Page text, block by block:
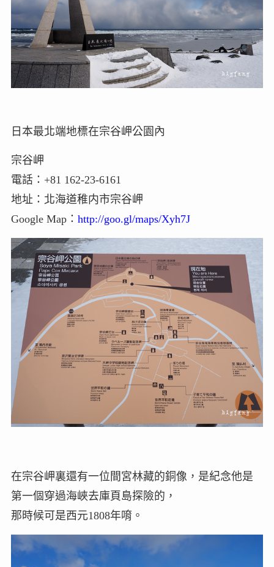
日本最北端地標在宗谷岬公園內
宗谷岬
電話：+81 162-23-6161
地址：北海道稚内市宗谷岬
Google Map： http://goo.gl/maps/Xyh7J
在宗谷岬裏還有一位間宮林藏的銅像，是紀念他是
第一個穿過海峽去庫頁島探險的，
那時候可是西元1808年唷。